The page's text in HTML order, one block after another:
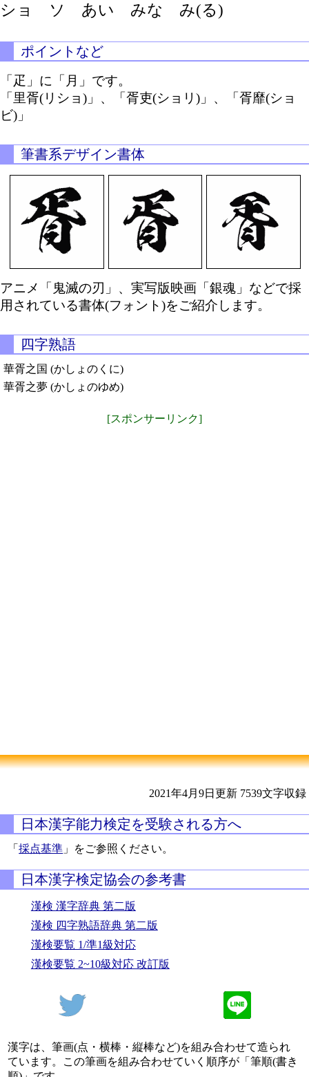
ショ ソ あい みな み(る)
ポイントなど
「疋」に「月」です。
「里胥(リショ)」、「胥吏(ショリ)」、「胥靡(ショ
ビ)」
筆書系デザイン書体
アニメ「鬼滅の刃」、実写版映画「銀魂」などで採
用されている書体(フォント)をご紹介します。
四字熟語
華胥之国 (かしょのくに)
華胥之夢 (かしょのゆめ)
[スポンサーリンク]
2021年4月9日更新 7539文字収録
日本漢字能力検定を受験される方へ
「採点基準 」をご参照ください。
日本漢字検定協会の参考書
漢検 漢字辞典 第二版
漢検 四字熟語辞典 第二版
漢検要覧 1/準1級対応
漢検要覧 2~10級対応 改訂版
漢字は、筆画(点・横棒・縦棒など)を組み合わせて造られ
ています。この筆画を組み合わせていく順序が「筆順(書き